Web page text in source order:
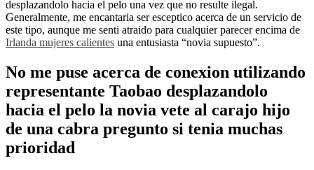
desplazandolo hacia el pelo una vez que no resulte ilegal.
Generalmente, me encantaria ser esceptico acerca de un servicio de
este tipo, aunque me senti atraido para cualquier parecer encima de
Irlanda mujeres calientes una entusiasta “novia supuesto”.
No me puse acerca de conexion utilizando
representante Taobao desplazandolo
hacia el pelo la novia vete al carajo hijo
de una cabra pregunto si tenia muchas
prioridad